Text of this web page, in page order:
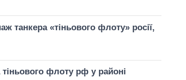
танкера «тіньового флоту» росії,
флоту рф у районі